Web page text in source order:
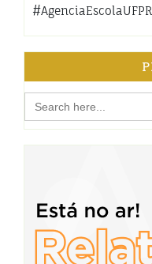
#AgenciaEscolaUFPR
Search
for: